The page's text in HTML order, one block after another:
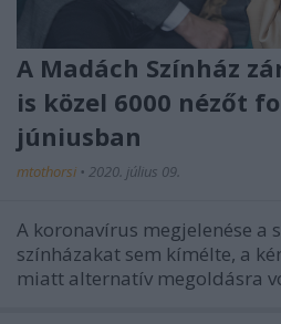
A Madách Színház
is közel 6000 nézőt
júniusban
mtothorsi • 2020. július 09.
A koronavírus megjelenése a
színházakat sem kímélte, a
miatt alternatív megoldásra